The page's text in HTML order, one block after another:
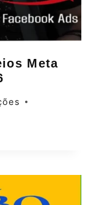
Meta